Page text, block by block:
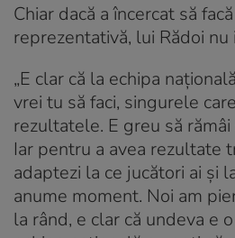
Chiar dacă a încercat să
reprezentativă, lui Rădoi nu
„E clar că la echipa
vrei tu să faci, singurele
rezultatele. E greu să
Iar pentru a avea rezultate
adaptezi la ce jucători ai și
anume moment. Noi am
la rând, e clar că undeva e